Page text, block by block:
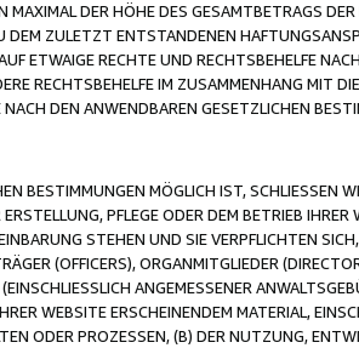
DER HÖHE DES GESAMTBETRAGS
ZULETZT ENTSTANDENEN
ETWAIGE RECHTE UND RECHTSBEHELFE
RECHTSBEHELFE IM ZUSAMMENHANG MIT
DEN ANWENDBAREN GESETZLICHEN
BESTIMMUNGEN MÖGLICH IST, SCHLIESSEN
PFLEGE ODER DEM BETRIEB IHRER
STEHEN UND SIE VERPFLICHTEN
(OFFICERS), ORGANMITGLIEDER
ANGEMESSENER
WEBSITE ERSCHEINENDEM MATERIAL,
ODER PROZESSEN, (B) DER NUTZUNG,